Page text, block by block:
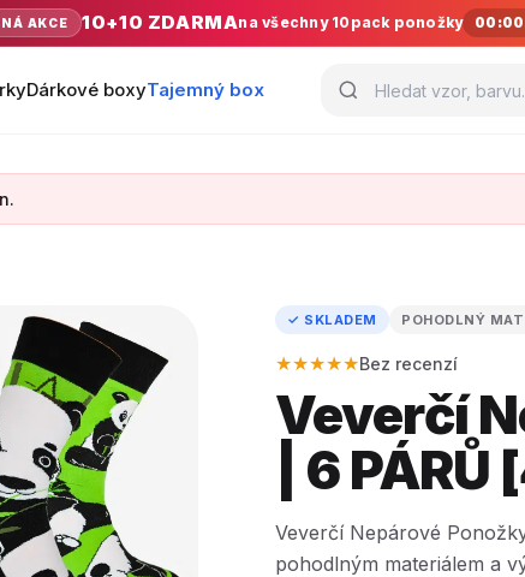
AKCE 10+10 ZDARMAna všechny 10pack ponožky
Dárkové boxyTajemný box
✓ SKLADEM POHODLNÝ
★★★★★Bez recenzí
Veverčí
| 6
Veverčí Nepárové
pohodlným materiálem a